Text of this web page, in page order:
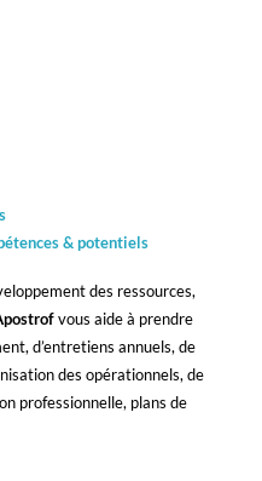
&potentiels
des ressources,
vous aide à prendre
d’entretiens annuels, de
des opérationnels, de
professionnelle, plans de